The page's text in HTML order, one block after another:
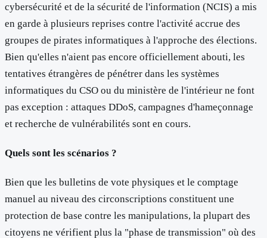
cybersécurité et de la sécurité de l'information (NCIS) a mis
en garde à plusieurs reprises contre l'activité accrue des
groupes de pirates informatiques à l'approche des élections.
Bien qu'elles n'aient pas encore officiellement abouti, les
tentatives étrangères de pénétrer dans les systèmes
informatiques du CSO ou du ministère de l'intérieur ne font
pas exception : attaques DDoS, campagnes d'hameçonnage
et recherche de vulnérabilités sont en cours.
Quels sont les scénarios ?
Bien que les bulletins de vote physiques et le comptage
manuel au niveau des circonscriptions constituent une
protection de base contre les manipulations, la plupart des
citoyens ne vérifient plus la "phase de transmission" où des